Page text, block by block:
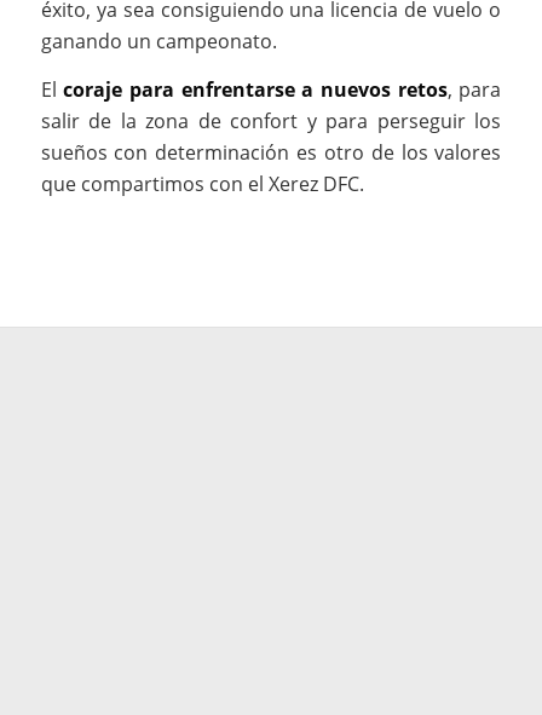
éxito, ya sea consiguiendo una licencia de vuelo o
ganando un campeonato.
Elcoraje para enfrentarse a nuevos retos, para
salir de la zona de confort y para perseguir los
sueños con determinación es otro de los valores
que compartimos con el Xerez DFC.